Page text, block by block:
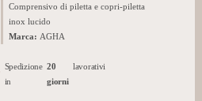
Comprensivo di piletta e copri-piletta
inox lucido
Marca: AGHA
Spedizione
in
20
giorni
lavorativi